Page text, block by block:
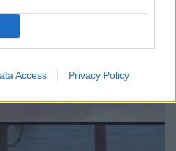
Access Privacy Policy
και τον γιο τους